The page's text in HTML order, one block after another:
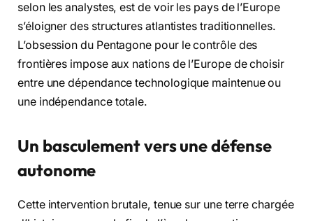
selon les analystes, est de voir les pays de l’Europe
s’éloigner des structures atlantistes traditionnelles.
L’obsession du Pentagone pour le contrôle des
frontières impose aux nations de l’Europe de choisir
entre une dépendance technologique maintenue ou
une indépendance totale.
Un basculement vers une défense
autonome
Cette intervention brutale, tenue sur une terre chargée